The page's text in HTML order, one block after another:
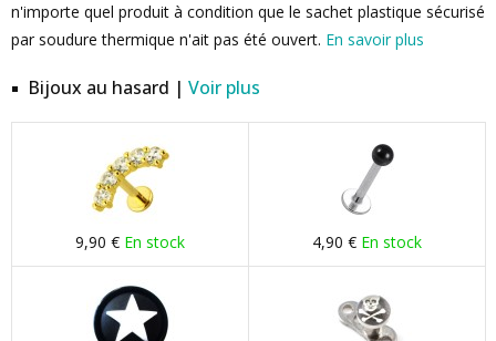
n'importe quel produit à condition que le sachet plastique sécurisé
par soudure thermique n'ait pas été ouvert. En savoir plus
Bijoux au hasard | Voir plus
9,90 € En stock 4,90 € En stock